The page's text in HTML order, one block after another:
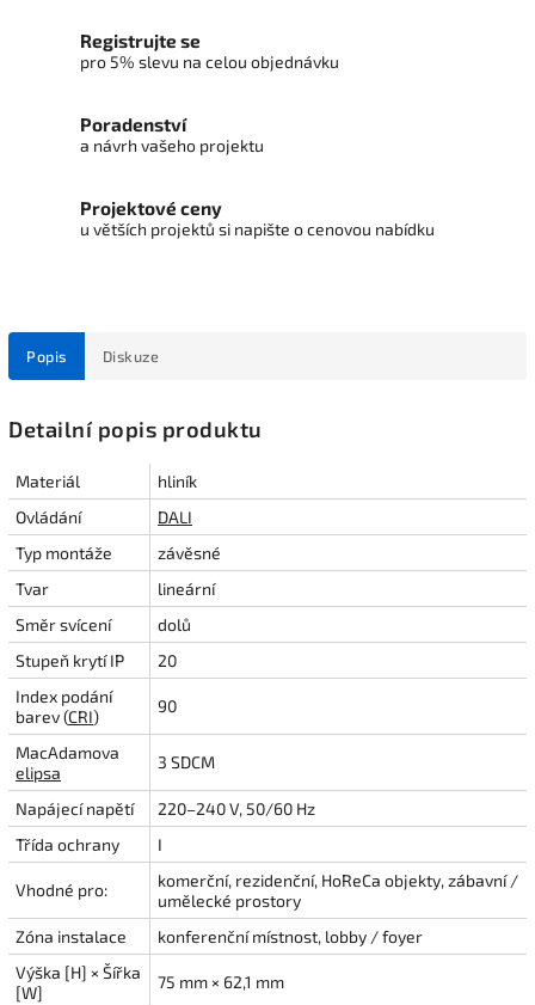
Registrujte se
pro 5% slevu na celou objednávku
Poradenství
a návrh vašeho projektu
Projektové ceny
u větších projektů si napište o cenovou nabídku
Popis Diskuze
Detailní popis produktu
Materiál
hliník
Ovládání
DALI
Typ montáže
závěsné
Tvar
lineární
Směr svícení
dolů
Stupeň krytí IP
20
Index podání
barev (CRI)
90
MacAdamova
elipsa
3 SDCM
Napájecí napětí
220–240 V, 50/60 Hz
Třída ochrany
I
Vhodné pro:
komerční, rezidenční, HoReCa objekty, zábavní /
umělecké prostory
Zóna instalace
konferenční místnost, lobby / foyer
Výška [H] × Šířka
[W]
75 mm × 62,1 mm